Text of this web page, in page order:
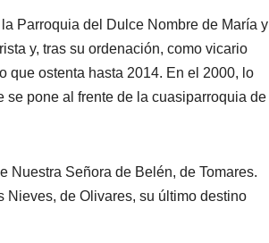
Parroquia del Dulce Nombre de María y
y, tras su ordenación, como vicario
que ostenta hasta 2014. En el 2000, lo
pone al frente de la cuasiparroquia de
Nuestra Señora de Belén, de Tomares.
Nieves, de Olivares, su último destino